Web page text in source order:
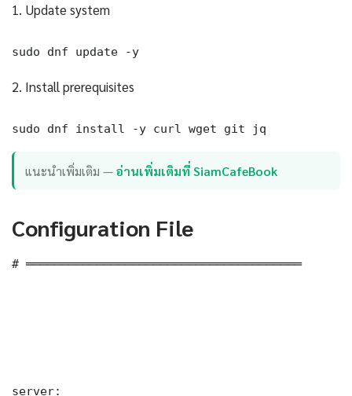
1. Update system
sudo dnf update -y
2. Install prerequisites
sudo dnf install -y curl wget git jq
แนะนำเพิ่มเติม —อ่านเพิ่มเติมที่ SiamCafeBook
Configuration File
# ═══════════════════════════════════════
server: